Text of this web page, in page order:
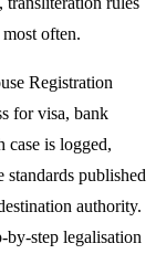
often.
Registration
for visa, bank
case is logged,
published
authority.
step legalisation